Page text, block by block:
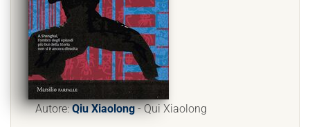
Autore:Qiu Xiaolong- Qui Xiaolong